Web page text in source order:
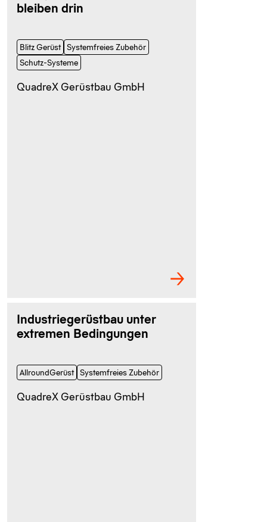
bleiben drin
Blitz Gerüst Systemfreies Zubehör
Schutz-Systeme
QuadreX Gerüstbau GmbH
Industriegerüstbau unter
extremen Bedingungen
AllroundGerüst Systemfreies Zubehör
QuadreX Gerüstbau GmbH